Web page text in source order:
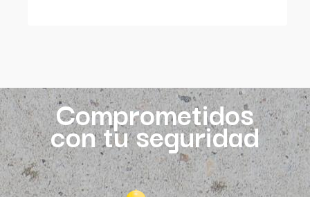
Comprometidos
con tu seguridad